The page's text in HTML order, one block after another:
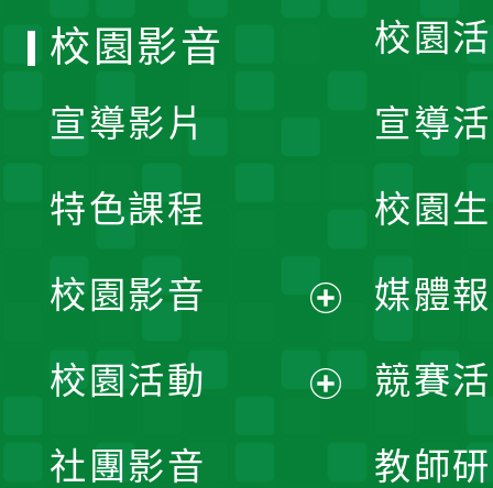
校園
宣導
校園
媒體
競賽
教師
校園影音
宣導影片
特色課程
校園影音
開
校園活動
社團影音